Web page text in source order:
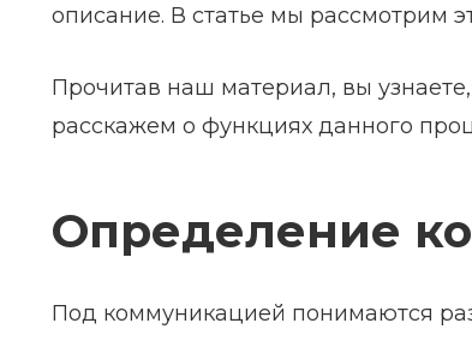
описание. В статье мы рассмотрим
Прочитав наш материал, вы
расскажем о функциях данного
Определение
Под коммуникацией понимаются